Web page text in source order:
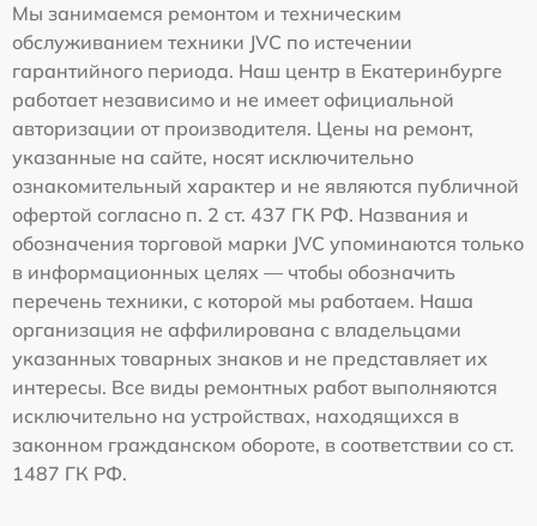
Мы занимаемся ремонтом и техническим
обслуживанием техники JVC по истечении
гарантийного периода. Наш центр в Екатеринбурге
работает независимо и не имеет официальной
авторизации от производителя. Цены на ремонт,
указанные на сайте, носят исключительно
ознакомительный характер и не являются публичной
офертой согласно п. 2 ст. 437 ГК РФ. Названия и
обозначения торговой марки JVC упоминаются только
в информационных целях — чтобы обозначить
перечень техники, с которой мы работаем. Наша
организация не аффилирована с владельцами
указанных товарных знаков и не представляет их
интересы. Все виды ремонтных работ выполняются
исключительно на устройствах, находящихся в
законном гражданском обороте, в соответствии со ст.
1487 ГК РФ.